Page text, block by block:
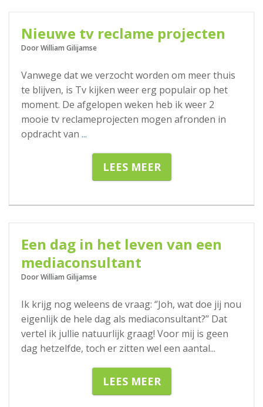
Nieuwe tv reclame projecten
Door William Gilijamse
Vanwege dat we verzocht worden om meer thuis
te blijven, is Tv kijken weer erg populair op het
moment. De afgelopen weken heb ik weer 2
mooie tv reclameprojecten mogen afronden in
opdracht van ...
LEES MEER
07-10-2020
Een dag in het leven van een
mediaconsultant
Door William Gilijamse
Ik krijg nog weleens de vraag: ‘’Joh, wat doe jij nou
eigenlijk de hele dag als mediaconsultant?’’ Dat
vertel ik jullie natuurlijk graag! Voor mij is geen
dag hetzelfde, toch er zitten wel een aantal...
LEES MEER